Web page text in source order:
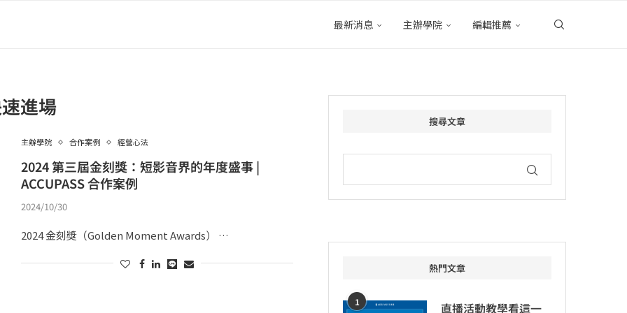
最新消息 主辦學院 編輯推薦
進場
主辦學院 合作案例 經營心法
2024 第三屆金刻獎：短影音界的年度盛事 |
ACCUPASS 合作案例
2024/10/30
2024 金刻獎（Golden Moment Awards） …
搜尋文章
熱門文章
1
直播活動教學看這一